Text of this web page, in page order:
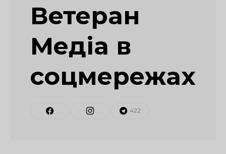
Ветеран
Медіа в
соцмережах
422